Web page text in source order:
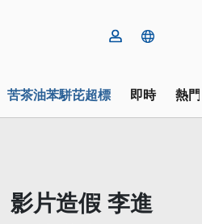
苦茶油苯駢芘超標 即時 熱
影片造假 李進